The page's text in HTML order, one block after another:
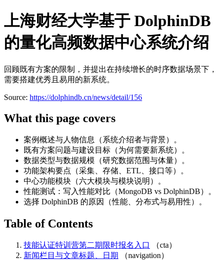
上海财经大学基于 DolphinDB
的量化高频数据中心系统介绍
回顾既有方案的限制，并提出在持续增长的时序数据场景下，
需要搭建优秀且易用的新系统。
Source: https://dolphindb.cn/news/detail/156
What this page covers
案例概述与人物信息（系统介绍者与背景）。
既有方案问题与建设目标（为何需要新系统）。
数据类型与数据规模（研究数据范围与体量）。
功能架构要点（采集、存储、ETL、接口等）。
中心功能模块（六大模块与模块说明）。
性能测试：写入性能对比（MongoDB vs DolphinDB）。
选择 DolphinDB 的原因（性能、分布式与易用性）。
Table of Contents
技能认证特训营第二期限时报名入口
（cta）
新闻栏目与文章标题、日期
（navigation）